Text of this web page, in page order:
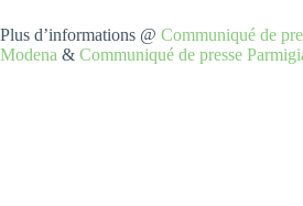
Plus d’informations @ Communiqué de
Modena & Communiqué de presse